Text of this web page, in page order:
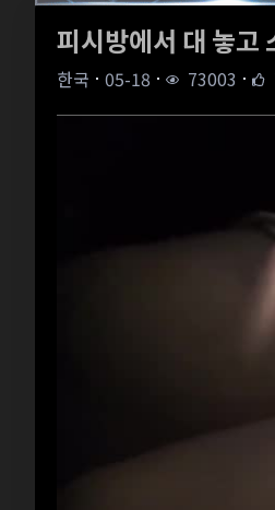
피시방에서 대 놓고
한국 05-18 73003